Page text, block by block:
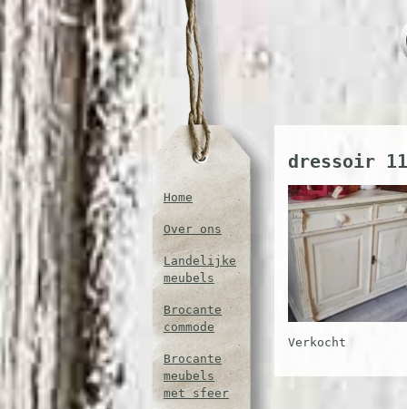
Home
Over ons
Landelijke
meubels
Brocante
commode
Brocante
meubels
met sfeer
dressoir
Verkocht